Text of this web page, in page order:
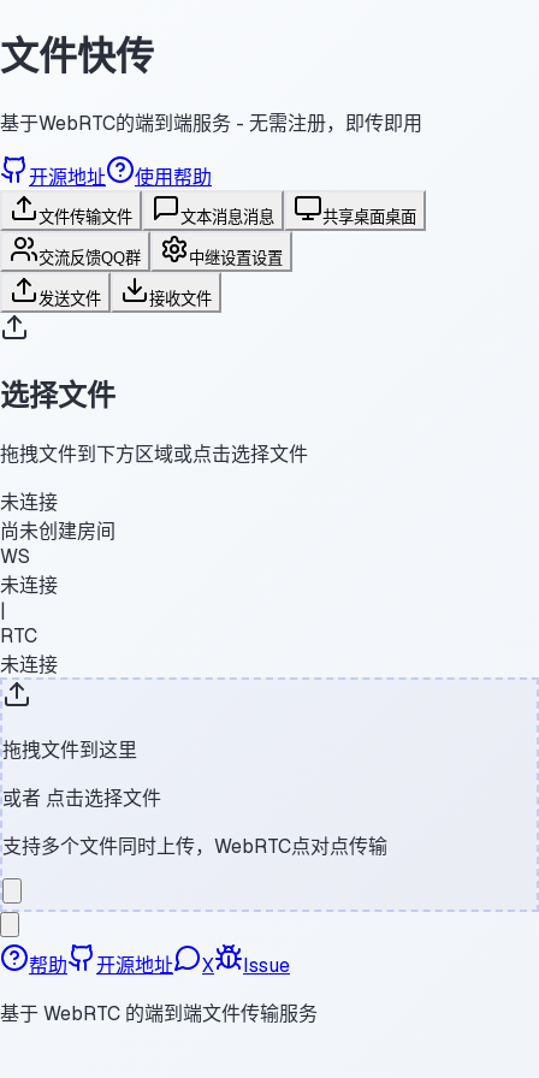
文件快传
基于WebRTC的端到端服务 - 无需注册，即传即用
开源地址 使用帮助
文件传输文件 文本消息消息 共享桌面桌面
交流反馈QQ群 中继设置设置
发送文件 接收文件
选择文件
拖拽文件到下方区域或点击选择文件
未连接
尚未创建房间
WS
未连接
|
RTC
未连接
拖拽文件到这里
或者 点击选择文件
支持多个文件同时上传，WebRTC点对点传输
帮助 开源地址 X
Issue
基于 WebRTC 的端到端文件传输服务